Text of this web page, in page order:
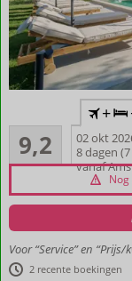
huurauto
Te
in
gezellig
Petra
Moderne
en ruime
9,2Uitstekend
14
beoordelingen
+
02 okt
8 dagen
vanaf
Voor “Service” en
2 recente boekingen